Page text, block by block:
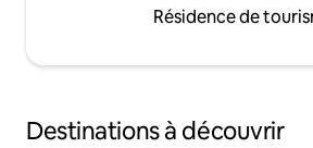
Résidence de
Destinations à découvrir